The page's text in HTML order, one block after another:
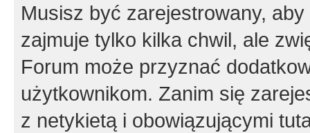
Musisz być zarejestrowany,
zajmuje tylko kilka chwil, ale
Forum może przyznać
użytkownikom. Zanim się
z netykietą i obowiązującymi